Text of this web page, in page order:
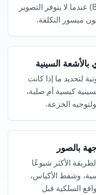
الكثيف (كثافة BI-RADS c/d) عندما لا يتوفر التصوير
ميسور التكلفة.
السينية
لتحديد ما إذا كانت
كيسية أم صلبة،
الخزعة.
بالصور
الأكثر شيوعًا
وشفط الأكياس،
السلكية قبل